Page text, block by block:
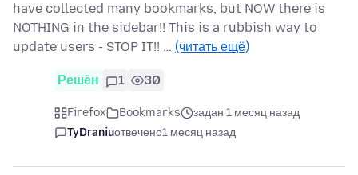
have collected many bookmarks, but NOW there is
NOTHING in the sidebar!! This is a rubbish way to
update users - STOP IT!! … (читать ещё)
Решён 1 30
Firefox Bookmarks
задан 1 месяц назад
TyDraniuотвечено1 месяц назад